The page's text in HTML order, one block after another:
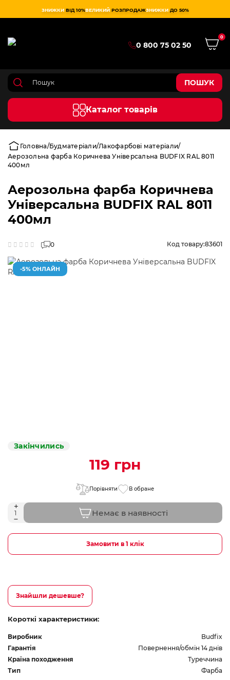
ЗНИЖКИ ВІД 10%ВЕЛИКИЙ РОЗПРОДАЖЗНИЖКИ ДО 50%
0 800 75 02 50
0
ПОШУК
Каталог товарів
Головна Будматеріали Лакофарбові матеріали
Аерозольна фарба Коричнева Універсальна BUDFIX RAL 8011
400мл
Аерозольна фарба Коричнева
Універсальна BUDFIX RAL 8011
400мл
0 Код товару:83601
-5% ОНЛАЙН
Закінчились
119 грн
Порівняти В обране
Немає в наявності
Замовити в 1 клік
Знайшли дешевше?
Короткі характеристики:
Виробник
Budfix
Гарантія
Повернення/обмін 14 днів
Країна походження
Туреччина
Тип
Фарба